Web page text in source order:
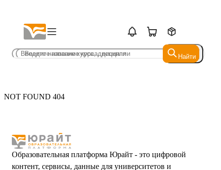
Найти
Найти
NOT FOUND 404
Образовательная платформа Юрайт - это цифровой
контент, сервисы, данные для университетов и